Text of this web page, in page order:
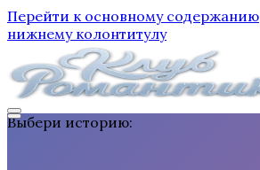
Перейти к основному содержанию
нижнему колонтитулу
Выбери историю: